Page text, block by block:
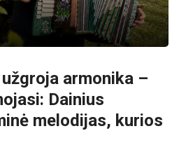
armonika –
Dainius
melodijas, kurios